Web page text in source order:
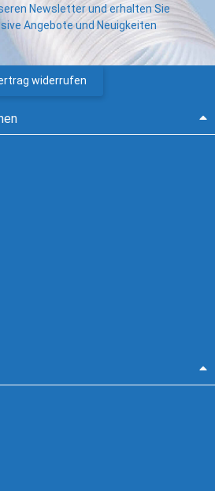
Newsletter und erhalten Sie
Angebote und Neuigkeiten
widerrufen